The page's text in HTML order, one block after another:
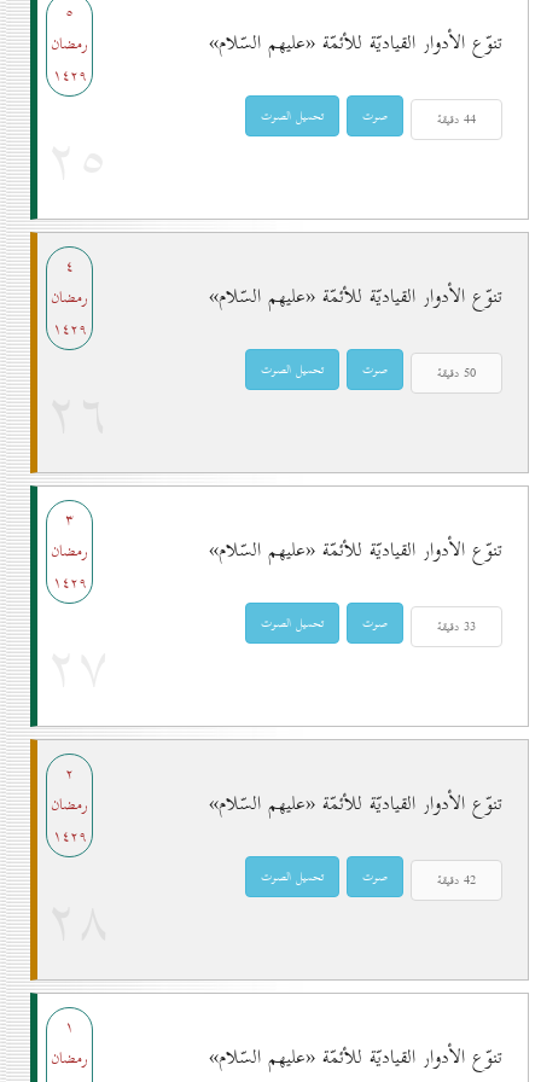
٥
رمضان
۱٤۲۹
تنوّع الأدوار القياديّة للأئمّة «عليهم السّلام»
٤
رمضان
۱٤۲۹
تنوّع الأدوار القياديّة للأئمّة «عليهم السّلام»
۳
رمضان
۱٤۲۹
تنوّع الأدوار القياديّة للأئمّة «عليهم السّلام»
۲
رمضان
۱٤۲۹
تنوّع الأدوار القياديّة للأئمّة «عليهم السّلام»
۱
رمضان
تنوّع الأدوار القياديّة للأئمّة «عليهم السّلام»